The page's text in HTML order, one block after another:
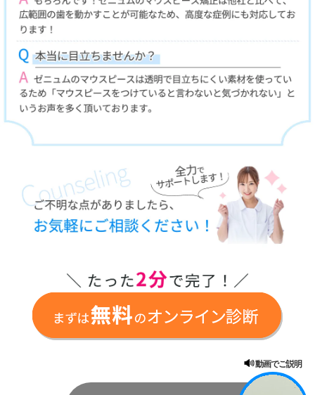
動画でご説明